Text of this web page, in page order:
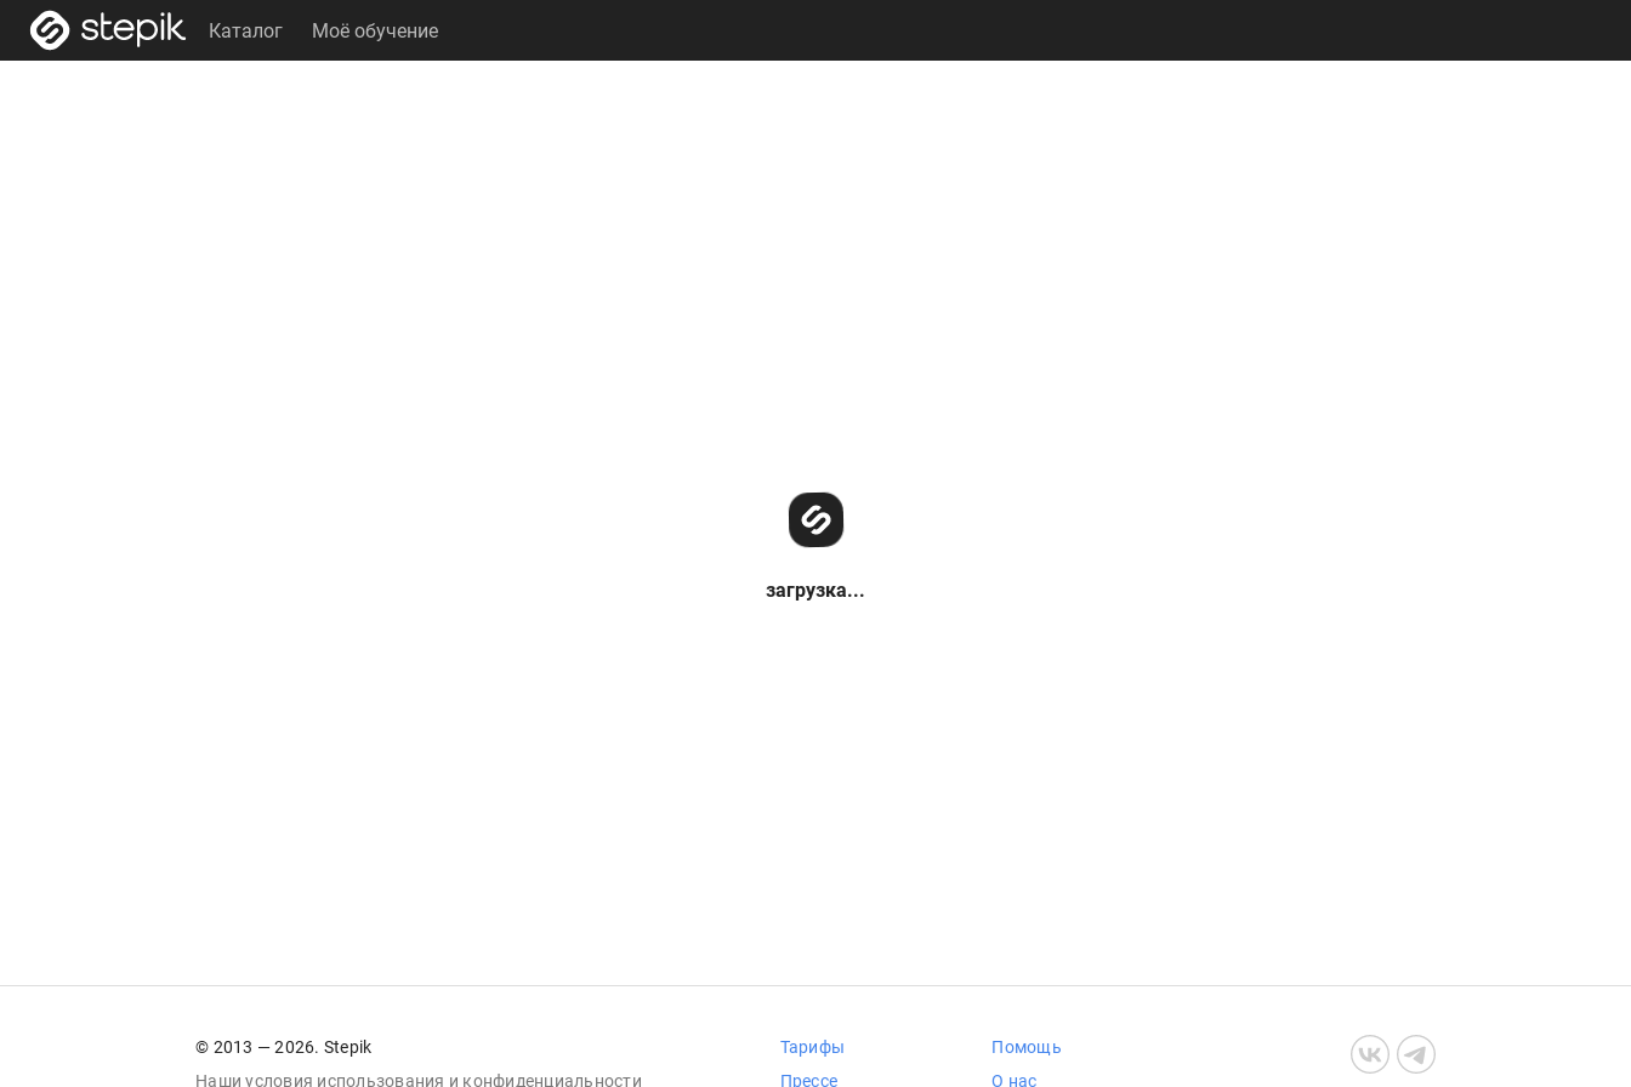
Каталог Моё обучение
загрузка...
© 2013 — 2026. Stepik
Наши условия использования и конфиденциальности
Тарифы
Прессе
Помощь
О нас